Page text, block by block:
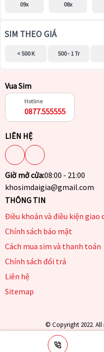
09x 08x
SIM THEO GIÁ
< 500 K 500 - 1 Tr
Vua Sim
Hotline
0877.555555
LIÊN HỆ
Giờ mở cửa:08:00 - 21:00
khosimdaigia@gmail.com
THÔNG TIN
Điều khoản và điều kiện giao
Chính sách bảo mật
Cách mua sim và thanh toán
Chính sách đổi trả
Liên hệ
Sitemap
© Copyright 2022. All